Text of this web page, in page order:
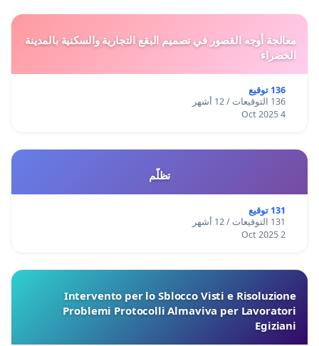
معالجة أوجه القصور في تصميم البقع التجارية والسكنية بالمدينة
الخضراء
136 توقيع
136 التوقيعات / 12 أشهر
4 Oct 2025
تظلّم
131 توقيع
131 التوقيعات / 12 أشهر
2 Oct 2025
Intervento per lo Sblocco Visti e Risoluzione
Problemi Protocolli Almaviva per Lavoratori
Egiziani